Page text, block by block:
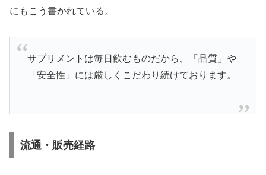
にもこう書かれている。
サプリメントは毎日飲むものだから、「品質」や
「安全性」には厳しくこだわり続けております。
流通・販売経路